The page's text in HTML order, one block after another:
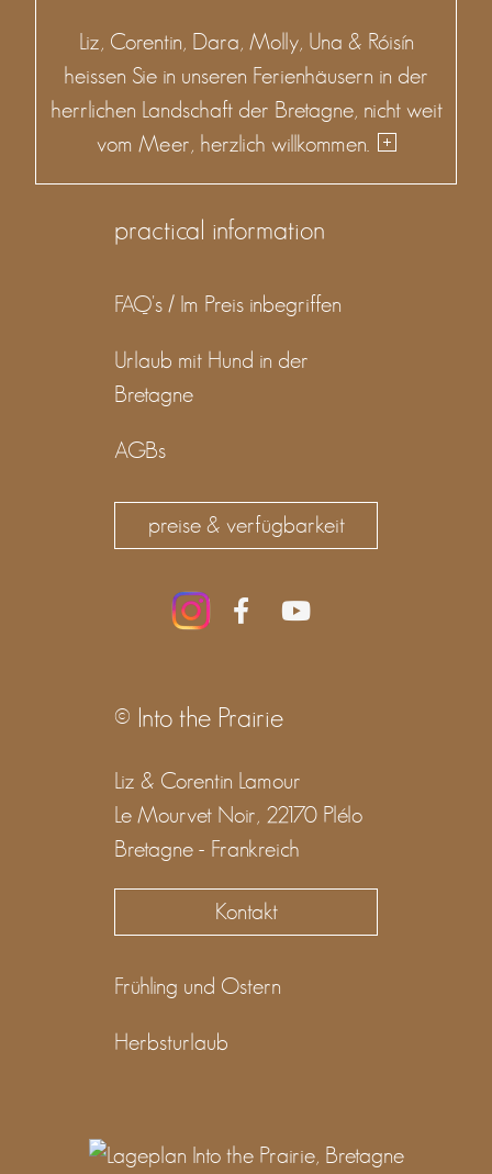
Liz, Corentin, Dara, Molly, Una & Róisín
heissen Sie in unseren Ferienhäusern in der
herrlichen Landschaft der Bretagne, nicht weit
vom Meer, herzlich willkommen.
practical information
FAQ's / Im Preis inbegriffen
Urlaub mit Hund in der
Bretagne
AGBs
preise & verfügbarkeit
© Into the Prairie
Liz & Corentin Lamour
Le Mourvet Noir, 22170 Plélo
Bretagne - Frankreich
Kontakt
Frühling und Ostern
Herbsturlaub